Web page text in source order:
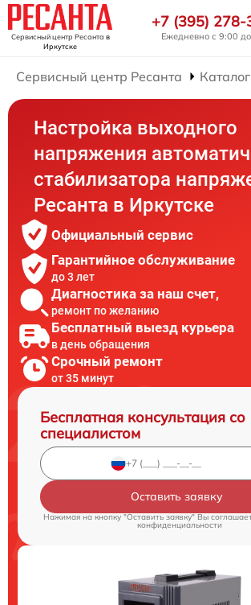
Сервисный центр Ресанта в
Иркутске
+7 (395)
Ежедневно с 9:00
Сервисный центр Ресанта
Настройка выходного
напряжения
стабилизатора
Ресанта в Иркутске
Официальный сервис
Гарантийное обслуживание
до 3 лет
Диагностика за наш счет,
ремонт по желанию
Бесплатный выезд курьера
в день обращения
Срочный ремонт
от 35 минут
Бесплатная консультация со
специалистом
Оставить заявку
Нажимая на кнопку "Оставить заявку" Вы
конфиденциальности